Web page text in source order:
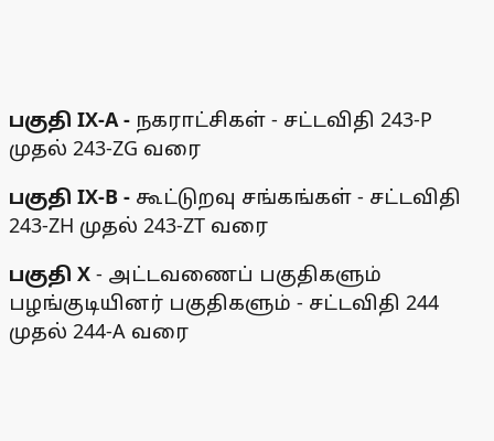
பகுதி IX-A - நகராட்சிகள் - சட்டவிதி 243-P
முதல் 243-ZG வரை
பகுதி IX-B - கூட்டுறவு சங்கங்கள் - சட்டவிதி
243-ZH முதல் 243-ZT வரை
பகுதி X - அட்டவணைப் பகுதிகளும்
பழங்குடியினர் பகுதிகளும் - சட்டவிதி 244
முதல் 244-A வரை